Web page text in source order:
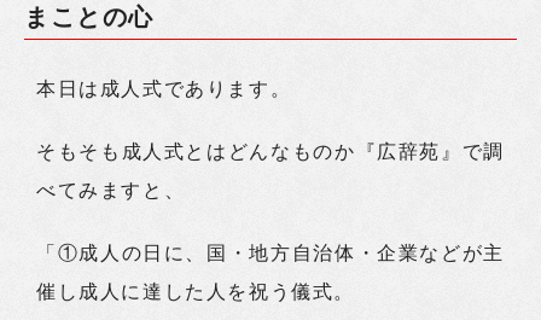
まことの心
本日は成人式であります。
そもそも成人式とはどんなものか『広辞苑』で調
べてみますと、
「①成人の日に、国・地方自治体・企業などが主
催し成人に達した人を祝う儀式。